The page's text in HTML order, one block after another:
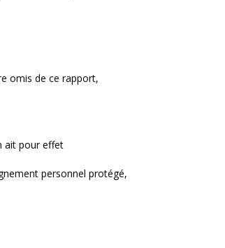
omis de ce rapport,
ait pour effet
personnel protégé,